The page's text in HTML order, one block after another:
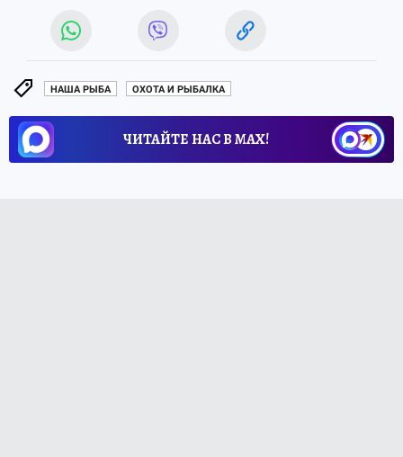
НАША РЫБА ОХОТА И РЫБАЛКА
ЧИТАЙТЕ НАС В МАХ!